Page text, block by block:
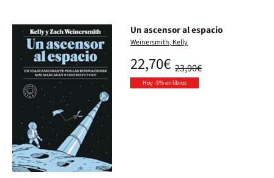
Un ascensor al espacio
Weinersmith, Kelly
23,90€
22,70€
Hoy -5% en libros